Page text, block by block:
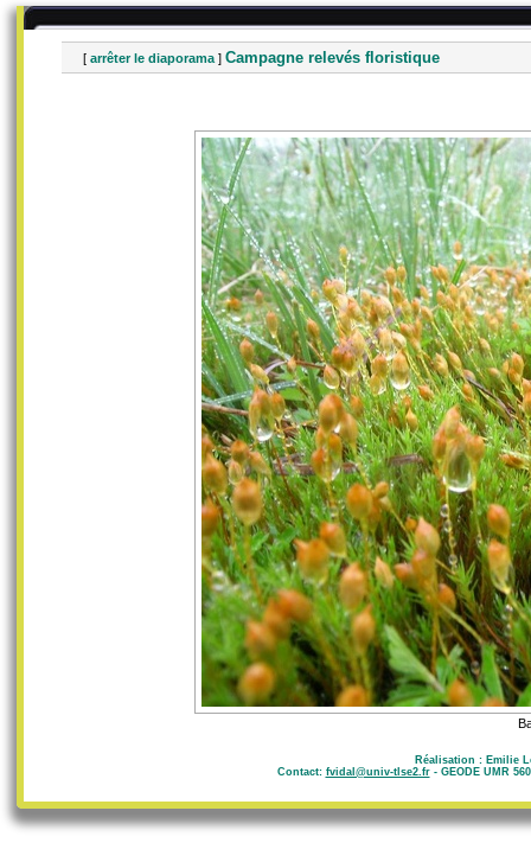
[ arrêter le diaporama ] Campagne relevés floristique
Réalisation : Emilie
Contact: fvidal@univ-tlse2.fr- GEODE UMR